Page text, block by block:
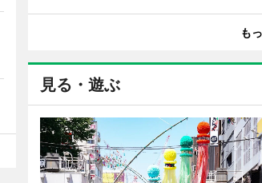
も
見る・遊ぶ